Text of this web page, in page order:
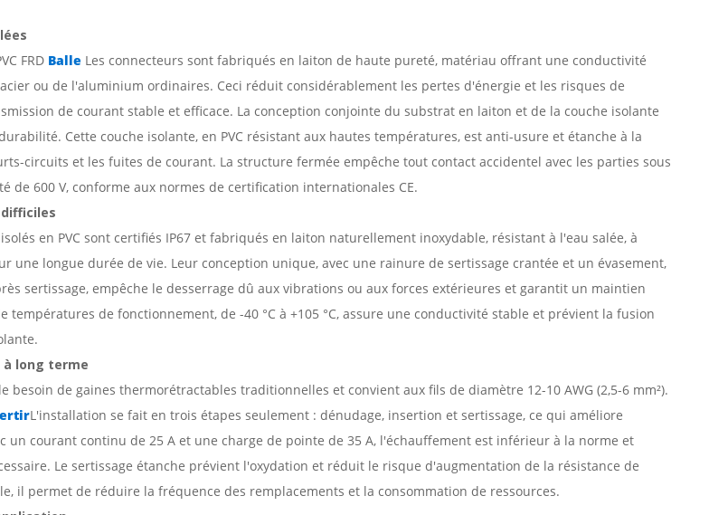
FRD Balle Les connecteurs sont fabriqués en laiton de haute pureté, matériau offrant une conductivité
ou de l'aluminium ordinaires. Ceci réduit considérablement les pertes d'énergie et les risques de
de courant stable et efficace. La conception conjointe du substrat en laiton et de la couche isolante
Cette couche isolante, en PVC résistant aux hautes températures, est anti-usure et étanche à la
circuits et les fuites de courant. La structure fermée empêche tout contact accidentel avec les parties sous
de 600 V, conforme aux normes de certification internationales CE.
en PVC sont certifiés IP67 et fabriqués en laiton naturellement inoxydable, résistant à l'eau salée, à
une longue durée de vie. Leur conception unique, avec une rainure de sertissage crantée et un évasement,
sertissage, empêche le desserrage dû aux vibrations ou aux forces extérieures et garantit un maintien
températures de fonctionnement, de -40 °C à +105 °C, assure une conductivité stable et prévient la fusion
long terme
besoin de gaines thermorétractables traditionnelles et convient aux fils de diamètre 12-10 AWG (2,5-6 mm²).
L'installation se fait en trois étapes seulement : dénudage, insertion et sertissage, ce qui améliore
un courant continu de 25 A et une charge de pointe de 35 A, l'échauffement est inférieur à la norme et
Le sertissage étanche prévient l'oxydation et réduit le risque d'augmentation de la résistance de
il permet de réduire la fréquence des remplacements et la consommation de ressources.